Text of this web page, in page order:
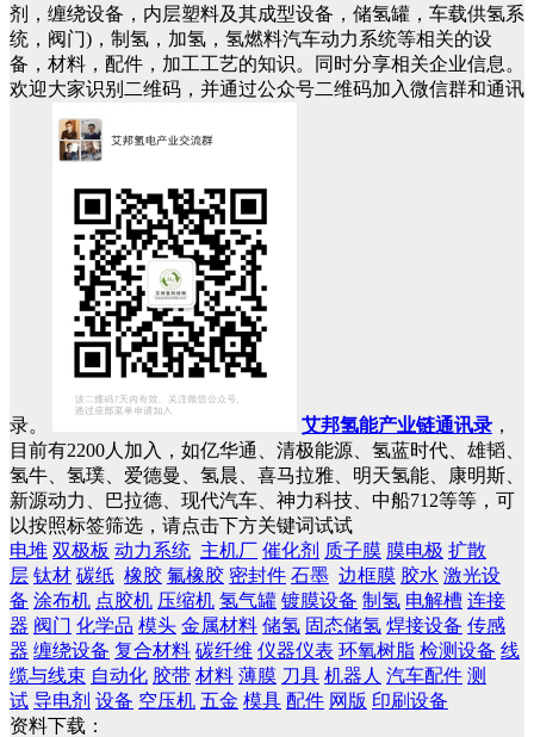
剂，缠绕设备，内层塑料及其成型设备，储氢罐，车载供氢系
统，阀门)，制氢，加氢，氢燃料汽车动力系统等相关的设
备，材料，配件，加工工艺的知识。同时分享相关企业信息。
欢迎大家识别二维码，并通过公众号二维码加入微信群和通讯
录。 艾邦氢能产业链通讯录 ，
目前有2200人加入，如亿华通、清极能源、氢蓝时代、雄韬、
氢牛、氢璞、爱德曼、氢晨、喜马拉雅、明天氢能、康明斯、
新源动力、巴拉德、现代汽车、神力科技、中船712等等，可
以按照标签筛选，请点击下方关键词试试
电堆 双极板 动力系统 主机厂 催化剂 质子膜 膜电极 扩散
层 钛材 碳纸 橡胶 氟橡胶 密封件 石墨 边框膜 胶水 激光设
备 涂布机 点胶机 压缩机 氢气罐 镀膜设备 制氢 电解槽 连接
器 阀门 化学品 模头 金属材料 储氢 固态储氢 焊接设备 传感
器 缠绕设备 复合材料 碳纤维 仪器仪表 环氧树脂 检测设备 线
缆与线束 自动化 胶带 材料 薄膜 刀具 机器人 汽车配件 测
试 导电剂 设备 空压机 五金 模具 配件 网版 印刷设备
资料下载：